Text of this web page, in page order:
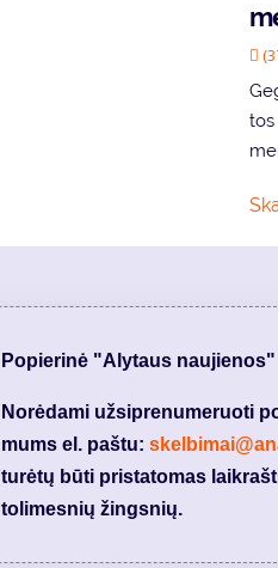
Popierinė "Alytaus
Norėdami užsiprenumeruoti
mums el. paštu:
turėtų būti pristatomas
tolimesnių žingsnių.